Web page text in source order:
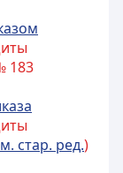
183
стар. ред.)